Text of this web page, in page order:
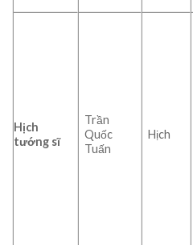
Hịch
tướng sĩ
Trần
Quốc
Tuấn
Hịch